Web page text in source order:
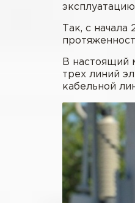
Так, с
В настоящий
трех линий
кабельной